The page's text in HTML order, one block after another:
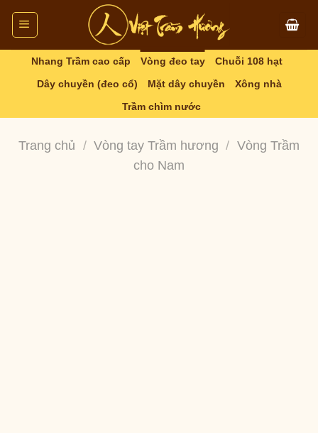
Skip
content
Nhang Trầm cao cấp Vòng đeo tay
Chuỗi 108 hạt
Dây chuyền (đeo cổ)
Mặt dây chuyền
Xông nhà
Trầm chìm nước
Trang chủ / Vòng tay Trầm hương / Vòng Trầm
cho Nam